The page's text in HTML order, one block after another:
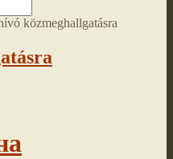
közmeghallgatásra